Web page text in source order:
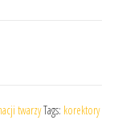
twarzyTags: korektory